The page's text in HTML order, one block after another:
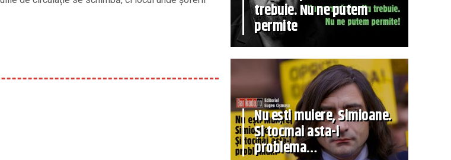
trebuie. Nu ne putem
permite
Nu ești muiere, Simioane.
Și tocmai asta-i
problema…